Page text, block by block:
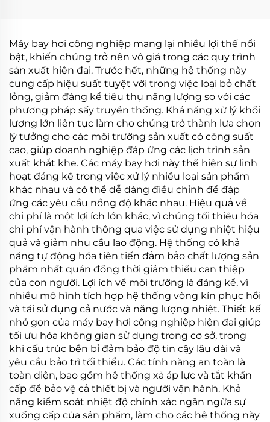
nước thải
Máy bay hơi công nghiệp mang lại nhiều lợi thế nổi
bật, khiến chúng trở nên vô giá trong các quy trình
sản xuất hiện đại. Trước hết, những hệ thống này
cung cấp hiệu suất tuyệt vời trong việc loại bỏ chất
lỏng, giảm đáng kể tiêu thụ năng lượng so với các
phương pháp sấy truyền thống. Khả năng xử lý khối
lượng lớn liên tục làm cho chúng trở thành lựa chọn
lý tưởng cho các môi trường sản xuất có công suất
cao, giúp doanh nghiệp đáp ứng các lịch trình sản
xuất khắt khe. Các máy bay hơi này thể hiện sự linh
hoạt đáng kể trong việc xử lý nhiều loại sản phẩm
khác nhau và có thể dễ dàng điều chỉnh để đáp
ứng các yêu cầu nồng độ khác nhau. Hiệu quả về
chi phí là một lợi ích lớn khác, vì chúng tối thiểu hóa
chi phí vận hành thông qua việc sử dụng nhiệt hiệu
quả và giảm nhu cầu lao động. Hệ thống có khả
năng tự động hóa tiên tiến đảm bảo chất lượng sản
phẩm nhất quán đồng thời giảm thiểu can thiệp
của con người. Lợi ích về môi trường là đáng kể, vì
nhiều mô hình tích hợp hệ thống vòng kín phục hồi
và tái sử dụng cả nước và năng lượng nhiệt. Thiết kế
nhỏ gọn của máy bay hơi công nghiệp hiện đại giúp
tối ưu hóa không gian sử dụng trong cơ sở, trong
khi cấu trúc bền bỉ đảm bảo độ tin cậy lâu dài và
yêu cầu bảo trì tối thiểu. Các tính năng an toàn là
toàn diện, bao gồm hệ thống xả áp lực và tắt khẩn
cấp để bảo vệ cả thiết bị và người vận hành. Khả
năng kiểm soát nhiệt độ chính xác ngăn ngừa sự
xuống cấp của sản phẩm, làm cho các hệ thống này